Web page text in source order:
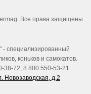
Все права защищены.
- специализированный
коньков и самокатов.
38-72, 8 800 550-53-21
Новозаводская, д.2